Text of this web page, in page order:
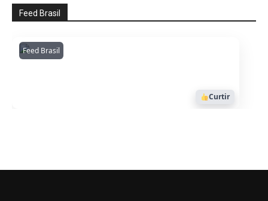
Feed Brasil
Feed BrasilAmazonianarede
1053
Curtir